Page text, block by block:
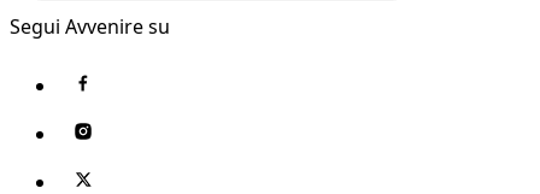
Segui Avvenire su